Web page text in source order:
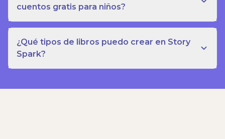
cuentos gratis para niños?
¿Qué tipos de libros puedo crear en Story
Spark?